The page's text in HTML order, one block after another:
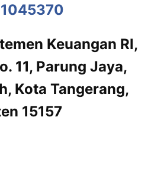
Keuangan RI,
11, Parung Jaya,
Kota Tangerang,
15157